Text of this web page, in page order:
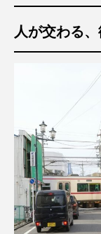
人が交わる